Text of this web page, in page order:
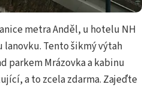
metra Anděl, u hotelu NH
Tento šikmý výtah
parkem Mrázovka a kabinu
a to zcela zdarma. Zajeďte